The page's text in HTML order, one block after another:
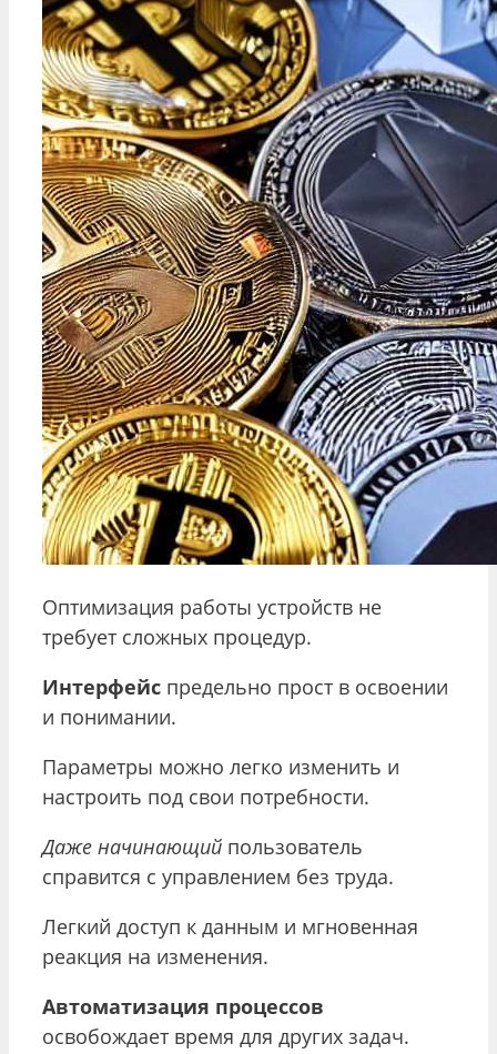
Оптимизация работы устройств не
требует сложных процедур.
Интерфейс предельно прост в освоении
и понимании.
Параметры можно легко изменить и
настроить под свои потребности.
Даже начинающий пользователь
справится с управлением без труда.
Легкий доступ к данным и мгновенная
реакция на изменения.
Автоматизация процессов
освобождает время для других задач.